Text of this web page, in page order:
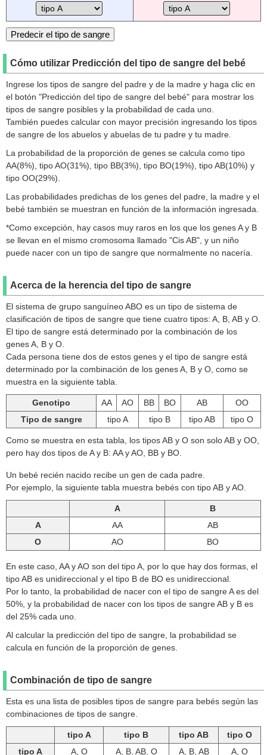
Cómo utilizar Predicción del tipo de sangre del bebé
Ingrese los tipos de sangre del padre y de la madre y haga clic en
el botón "Predicción del tipo de sangre del bebé" para mostrar los
tipos de sangre posibles y la probabilidad de cada uno.
También puedes calcular con mayor precisión ingresando los tipos
de sangre de los abuelos y abuelas de tu padre y tu madre.
La probabilidad de la proporción de genes se calcula como tipo
AA(8%), tipo AO(31%), tipo BB(3%), tipo BO(19%), tipo AB(10%) y
tipo OO(29%).
Las probabilidades predichas de los genes del padre, la madre y el
bebé también se muestran en función de la información ingresada.
*Como excepción, hay casos muy raros en los que los genes A y B
se llevan en el mismo cromosoma llamado "Cis AB", y un niño
puede nacer con un tipo de sangre que normalmente no nacería.
Acerca de la herencia del tipo de sangre
El sistema de grupo sanguíneo ABO es un tipo de sistema de
clasificación de tipos de sangre que tiene cuatro tipos: A, B, AB y O.
El tipo de sangre está determinado por la combinación de los
genes A, B y O.
Cada persona tiene dos de estos genes y el tipo de sangre está
determinado por la combinación de los genes A, B y O, como se
muestra en la siguiente tabla.
Genotipo AA AO BB BO AB
OO
Tipo de sangre
tipo A tipo B tipo AB tipo O
Como se muestra en esta tabla, los tipos AB y O son solo AB y OO,
pero hay dos tipos de A y B: AA y AO, BB y BO.
Un bebé recién nacido recibe un gen de cada padre.
Por ejemplo, la siguiente tabla muestra bebés con tipo AB y AO.
A
B
A
AA
AB
O
AO BO
En este caso, AA y AO son del tipo A, por lo que hay dos formas, el
tipo AB es unidireccional y el tipo B de BO es unidireccional.
Por lo tanto, la probabilidad de nacer con el tipo de sangre A es del
50%, y la probabilidad de nacer con los tipos de sangre AB y B es
del 25% cada uno.
Al calcular la predicción del tipo de sangre, la probabilidad se
calcula en función de la proporción de genes.
Combinación de tipo de sangre
Esta es una lista de posibles tipos de sangre para bebés según las
combinaciones de tipos de sangre.
tipo A tipo B tipo AB
tipo O
tipo A
A, O A, B, AB, O A, B, AB A, O